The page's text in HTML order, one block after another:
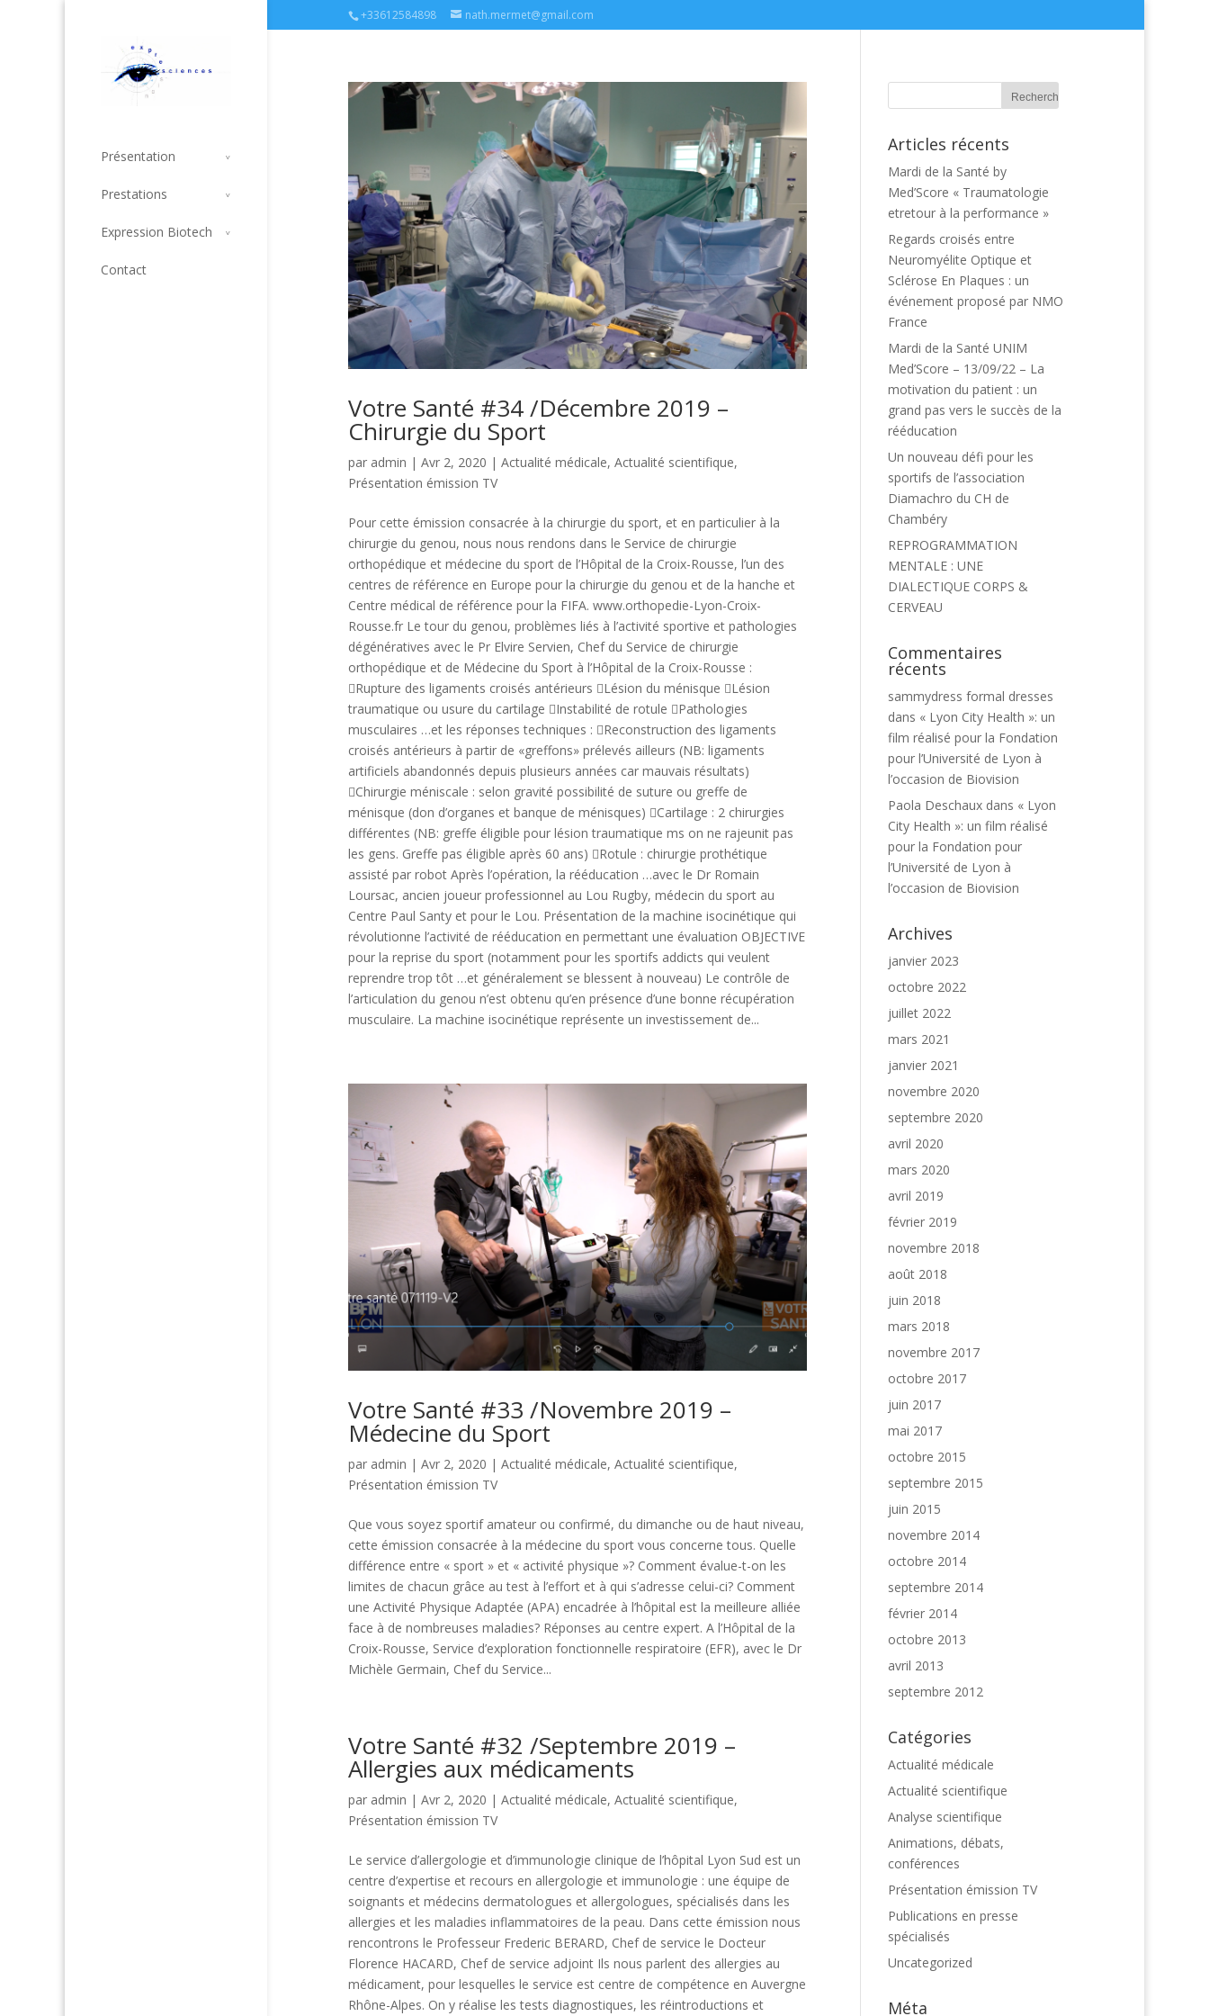
+33612584898 nath.mermet@gmail.com
Présentation
Prestations
Expression Biotech
Contact
Votre Santé #34 /Décembre 2019 –
Chirurgie du Sport
par admin | Avr 2, 2020 | Actualité médicale, Actualité scientifique,
Présentation émission TV
Pour cette émission consacrée à la chirurgie du sport, et en particulier à la
chirurgie du genou, nous nous rendons dans le Service de chirurgie
orthopédique et médecine du sport de l’Hôpital de la Croix-Rousse, l’un des
centres de référence en Europe pour la chirurgie du genou et de la hanche et
Centre médical de référence pour la FIFA. www.orthopedie-Lyon-Croix-
Rousse.fr Le tour du genou, problèmes liés à l’activité sportive et pathologies
dégénératives avec le Pr Elvire Servien, Chef du Service de chirurgie
orthopédique et de Médecine du Sport à l’Hôpital de la Croix-Rousse :
Rupture des ligaments croisés antérieurs Lésion du ménisque Lésion
traumatique ou usure du cartilage Instabilité de rotule Pathologies
musculaires …et les réponses techniques : Reconstruction des ligaments
croisés antérieurs à partir de «greffons» prélevés ailleurs (NB: ligaments
artificiels abandonnés depuis plusieurs années car mauvais résultats)
Chirurgie méniscale : selon gravité possibilité de suture ou greffe de
ménisque (don d’organes et banque de ménisques) Cartilage : 2 chirurgies
différentes (NB: greffe éligible pour lésion traumatique ms on ne rajeunit pas
les gens. Greffe pas éligible après 60 ans) Rotule : chirurgie prothétique
assisté par robot Après l’opération, la rééducation …avec le Dr Romain
Loursac, ancien joueur professionnel au Lou Rugby, médecin du sport au
Centre Paul Santy et pour le Lou. Présentation de la machine isocinétique qui
révolutionne l’activité de rééducation en permettant une évaluation OBJECTIVE
pour la reprise du sport (notamment pour les sportifs addicts qui veulent
reprendre trop tôt …et généralement se blessent à nouveau) Le contrôle de
l’articulation du genou n’est obtenu qu’en présence d’une bonne récupération
musculaire. La machine isocinétique représente un investissement de...
Votre Santé #33 /Novembre 2019 –
Médecine du Sport
par admin | Avr 2, 2020 | Actualité médicale, Actualité scientifique,
Présentation émission TV
Que vous soyez sportif amateur ou confirmé, du dimanche ou de haut niveau,
cette émission consacrée à la médecine du sport vous concerne tous. Quelle
différence entre « sport » et « activité physique »? Comment évalue-t-on les
limites de chacun grâce au test à l’effort et à qui s’adresse celui-ci? Comment
une Activité Physique Adaptée (APA) encadrée à l’hôpital est la meilleure alliée
face à de nombreuses maladies? Réponses au centre expert. A l’Hôpital de la
Croix-Rousse, Service d’exploration fonctionnelle respiratoire (EFR), avec le Dr
Michèle Germain, Chef du Service...
Votre Santé #32 /Septembre 2019 –
Allergies aux médicaments
par admin | Avr 2, 2020 | Actualité médicale, Actualité scientifique,
Présentation émission TV
Le service d’allergologie et d’immunologie clinique de l’hôpital Lyon Sud est un
centre d’expertise et recours en allergologie et immunologie : une équipe de
soignants et médecins dermatologues et allergologues, spécialisés dans les
allergies et les maladies inflammatoires de la peau. Dans cette émission nous
rencontrons le Professeur Frederic BERARD, Chef de service le Docteur
Florence HACARD, Chef de service adjoint Ils nous parlent des allergies au
médicament, pour lesquelles le service est centre de compétence en Auvergne
Rhône-Alpes. On y réalise les tests diagnostiques, les réintroductions et
Articles récents
Mardi de la Santé by
Med’Score « Traumatologie
etretour à la performance »
Regards croisés entre
Neuromyélite Optique et
Sclérose En Plaques : un
événement proposé par NMO
France
Mardi de la Santé UNIM
Med’Score – 13/09/22 – La
motivation du patient : un
grand pas vers le succès de la
rééducation
Un nouveau défi pour les
sportifs de l’association
Diamachro du CH de
Chambéry
REPROGRAMMATION
MENTALE : UNE
DIALECTIQUE CORPS &
CERVEAU
Commentaires
récents
sammydress formal dresses
dans « Lyon City Health »: un
film réalisé pour la Fondation
pour l’Université de Lyon à
l’occasion de Biovision
Paola Deschaux dans « Lyon
City Health »: un film réalisé
pour la Fondation pour
l’Université de Lyon à
l’occasion de Biovision
Archives
janvier 2023
octobre 2022
juillet 2022
mars 2021
janvier 2021
novembre 2020
septembre 2020
avril 2020
mars 2020
avril 2019
février 2019
novembre 2018
août 2018
juin 2018
mars 2018
novembre 2017
octobre 2017
juin 2017
mai 2017
octobre 2015
septembre 2015
juin 2015
novembre 2014
octobre 2014
septembre 2014
février 2014
octobre 2013
avril 2013
septembre 2012
Catégories
Actualité médicale
Actualité scientifique
Analyse scientifique
Animations, débats,
conférences
Présentation émission TV
Publications en presse
spécialisés
Uncategorized
Méta